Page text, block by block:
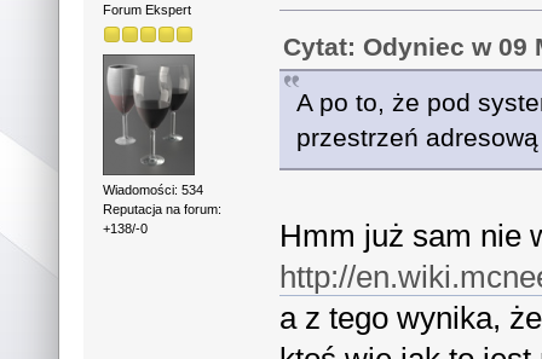
Forum Ekspert
Wiadomości: 534
Reputacja na forum:
+138/-0
Cytat: Odyniec w 09
A po to, że pod
przestrzeń
Hmm już sam nie
http://
a z tego wynika,